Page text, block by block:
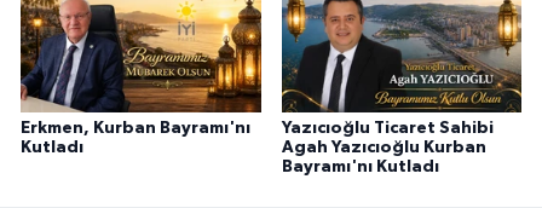
Erkmen, Kurban Bayramı'nı
Kutladı
Yazıcıoğlu Ticaret Sahibi
Agah Yazıcıoğlu Kurban
Bayramı'nı Kutladı